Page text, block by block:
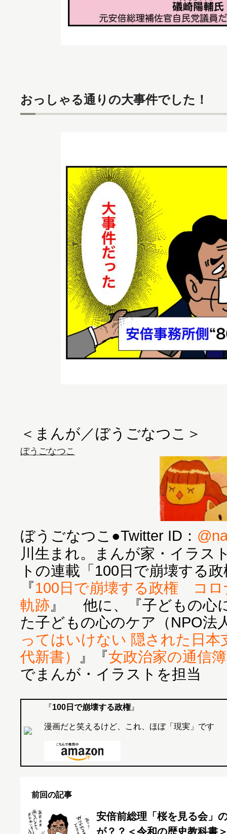
おっしゃる通りの大事件でした！
ぼうごなつこ
ぼうごなつこ●Twitter ID：
川生まれ。まんが家・イラ
トの連載「100日で崩壊する
『100日で崩壊する政権 コロ
軌跡 』 他に、『子どもの心
た子どもの心のケア（NPO法
ってはいけない 隠された日本
代新書）
』『女政治家の通信
でまんが・イラストを担当
『100日で崩壊する政権』
漫画だと笑えるけど、これ、ほぼ「現実」です
前回の記事
安倍前総理「桜を見る会」
が？？＜令和の歴史教科書